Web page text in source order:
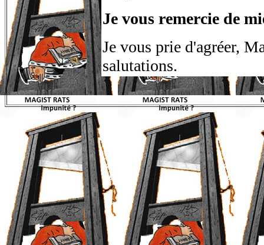
Je vous remercie de
Je vous prie d'agréer,
salutations.